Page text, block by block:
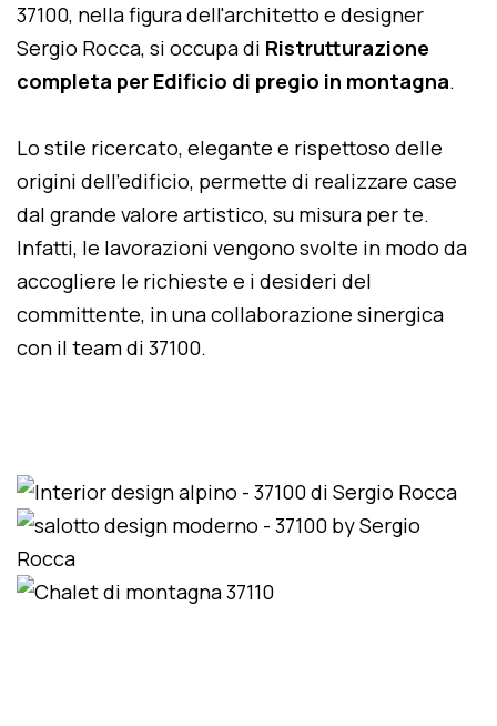
37100, nella figura dell'architetto e designer
Sergio Rocca, si occupa di Ristrutturazione
completa per Edificio di pregio in montagna.
Lo stile ricercato, elegante e rispettoso delle
origini dell'edificio, permette di realizzare case
dal grande valore artistico, su misura per te.
Infatti, le lavorazioni vengono svolte in modo da
accogliere le richieste e i desideri del
committente, in una collaborazione sinergica
con il team di 37100.